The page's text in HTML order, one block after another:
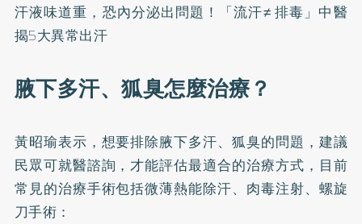
汗液味道重，恐內分泌出問題！「流汗≠ 排毒」中醫
揭5大異常出汗
腋下多汗、狐臭怎麼治療？
黃昭瑜表示，想要排除腋下多汗、狐臭的問題，建議
民眾可就醫諮詢，才能評估最適合的治療方式，目前
常見的治療手術包括微薄熱能除汗、肉毒注射、螺旋
刀手術：